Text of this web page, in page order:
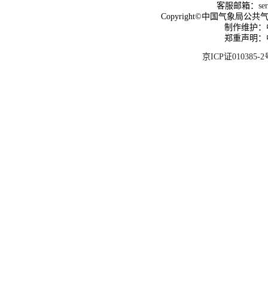
客服邮箱：
Copyright©中国气象局公共
制作维护
郑重声明
京ICP证010385-2